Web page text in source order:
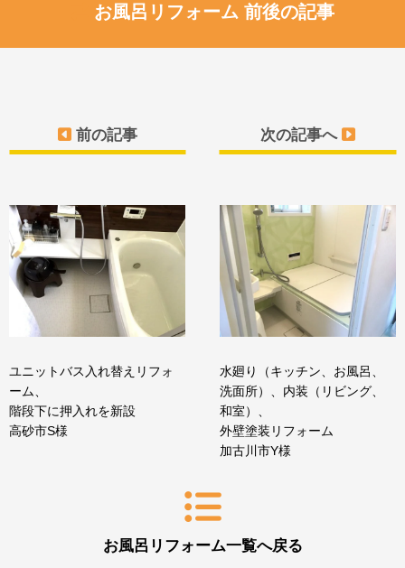
お風呂リフォーム 前後の記事
前の記事
ユニットバス入れ替えリフォ
ーム、
階段下に押入れを新設
高砂市S様
お風呂リフォーム一覧へ戻る
次の記事へ
水廻り（キッチン、お風呂、
洗面所）、内装（リビング、
和室）、
外壁塗装リフォーム
加古川市Y様